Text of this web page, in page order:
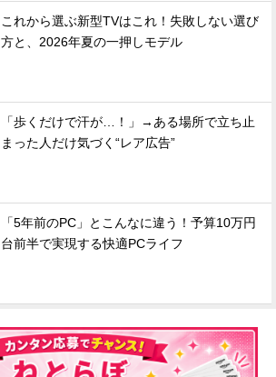
これから選ぶ新型TVはこれ！失敗しない選び
方と、2026年夏の一押しモデル
「歩くだけで汗が…！」→ある場所で立ち止
まった人だけ気づく“レア広告”
「5年前のPC」とこんなに違う！予算10万円
台前半で実現する快適PCライフ